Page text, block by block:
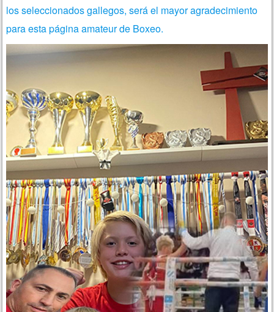
los seleccionados gallegos, será el mayor agradecimiento
para esta página amateur de Boxeo.